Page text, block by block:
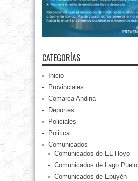
CATEGORÍAS
Inicio
Provinciales
Comarca Andina
Deportes
Policiales
Politica
Comunicados
Comunicados de EL Hoyo
Comunicados de Lago Puelo
Comunicados de Epuyén